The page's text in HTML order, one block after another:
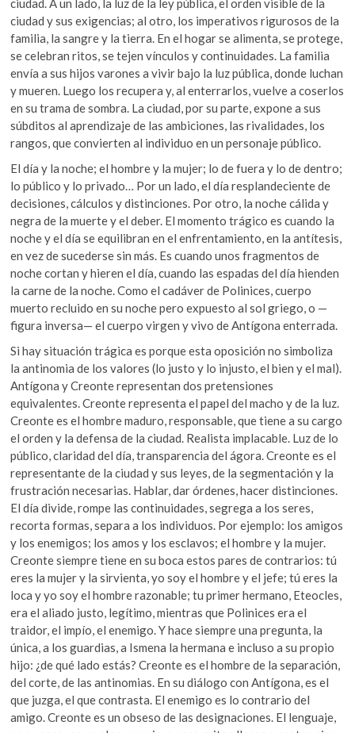
ciudad. A un lado, la luz de la ley pública, el orden visible de la
ciudad y sus exigencias; al otro, los imperativos rigurosos de la
familia, la sangre y la tierra. En el hogar se alimenta, se protege,
se celebran ritos, se tejen vínculos y continuidades. La familia
envía a sus hijos varones a vivir bajo la luz pública, donde luchan
y mueren. Luego los recupera y, al enterrarlos, vuelve a coserlos
en su trama de sombra. La ciudad, por su parte, expone a sus
súbditos al aprendizaje de las ambiciones, las rivalidades, los
rangos, que convierten al individuo en un personaje público.
El día y la noche; el hombre y la mujer; lo de fuera y lo de dentro;
lo público y lo privado… Por un lado, el día resplandeciente de
decisiones, cálculos y distinciones. Por otro, la noche cálida y
negra de la muerte y el deber. El momento trágico es cuando la
noche y el día se equilibran en el enfrentamiento, en la antítesis,
en vez de sucederse sin más. Es cuando unos fragmentos de
noche cortan y hieren el día, cuando las espadas del día hienden
la carne de la noche. Como el cadáver de Polinices, cuerpo
muerto recluido en su noche pero expuesto al sol griego, o —
figura inversa— el cuerpo virgen y vivo de Antígona enterrada.
Si hay situación trágica es porque esta oposición no simboliza
la antinomia de los valores (lo justo y lo injusto, el bien y el mal).
Antígona y Creonte representan dos pretensiones
equivalentes. Creonte representa el papel del macho y de la luz.
Creonte es el hombre maduro, responsable, que tiene a su cargo
el orden y la defensa de la ciudad. Realista implacable. Luz de lo
público, claridad del día, transparencia del ágora. Creonte es el
representante de la ciudad y sus leyes, de la segmentación y la
frustración necesarias. Hablar, dar órdenes, hacer distinciones.
El día divide, rompe las continuidades, segrega a los seres,
recorta formas, separa a los individuos. Por ejemplo: los amigos
y los enemigos; los amos y los esclavos; el hombre y la mujer.
Creonte siempre tiene en su boca estos pares de contrarios: tú
eres la mujer y la sirvienta, yo soy el hombre y el jefe; tú eres la
loca y yo soy el hombre razonable; tu primer hermano, Eteocles,
era el aliado justo, legítimo, mientras que Polinices era el
traidor, el impío, el enemigo. Y hace siempre una pregunta, la
única, a los guardias, a Ismena la hermana e incluso a su propio
hijo: ¿de qué lado estás? Creonte es el hombre de la separación,
del corte, de las antinomias. En su diálogo con Antígona, es el
que juzga, el que contrasta. El enemigo es lo contrario del
amigo. Creonte es un obseso de las designaciones. El lenguaje,